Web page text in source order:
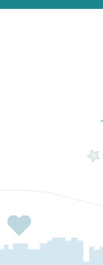
移至主內容